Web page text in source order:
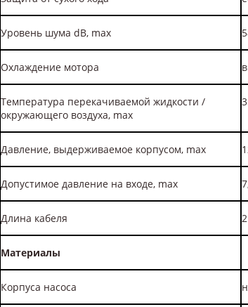
Уровень шума dB, max
Охлаждение мотора
Температура перекачиваемой жидкости /
окружающего воздуха, max
Давление, выдерживаемое корпусом, max
Допустимое давление на входе, max
Длина кабеля
Материалы
Корпуса насоса